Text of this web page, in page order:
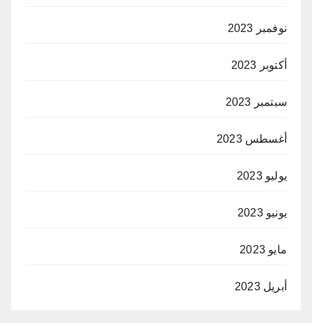
نوفمبر 2023
أكتوبر 2023
سبتمبر 2023
أغسطس 2023
يوليو 2023
يونيو 2023
مايو 2023
أبريل 2023